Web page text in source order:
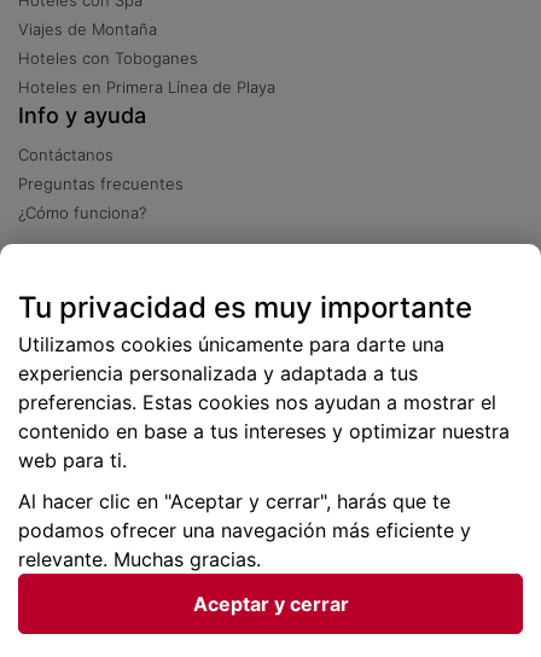
Viajes de Montaña
Hoteles con Toboganes
Hoteles en Primera Línea de Playa
Info y ayuda
Contáctanos
Preguntas frecuentes
¿Cómo funciona?
Más de 2 millones de descargas
Tu privacidad es muy importante
Utilizamos cookies únicamente para darte una
experiencia personalizada y adaptada a tus
preferencias. Estas cookies nos ayudan a mostrar el
contenido en base a tus intereses y optimizar nuestra
web para ti.
Al hacer clic en "Aceptar y cerrar", harás que te
podamos ofrecer una navegación más eficiente y
relevante. Muchas gracias.
Aceptar y cerrar